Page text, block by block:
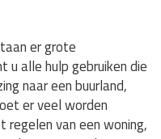
er grote
u alle hulp gebruiken die
naar een buurland,
er veel worden
regelen van een woning,